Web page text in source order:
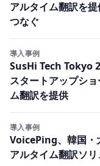
アルタイム翻訳を
つなぐ
導入事例
SusHi Tech Tokyo
スタートアップシ
ム翻訳を提供
導入事例
VoicePing、韓国・
アルタイム翻訳ソ